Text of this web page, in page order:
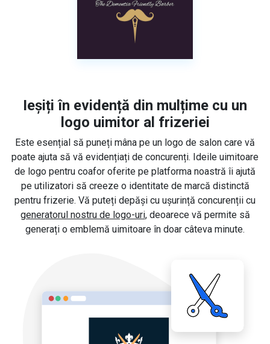
Ieșiți în evidență din mulțime cu un
logo uimitor al frizeriei
Este esențial să puneți mâna pe un logo de salon care vă
poate ajuta să vă evidențiați de concurenți. Ideile uimitoare
de logo pentru coafor oferite pe platforma noastră îi ajută
pe utilizatori să creeze o identitate de marcă distinctă
pentru frizerie. Vă puteți depăși cu ușurință concurenții cu
generatorul nostru de logo-uri, deoarece vă permite să
generați o emblemă uimitoare în doar câteva minute.